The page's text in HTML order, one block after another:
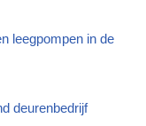
leegpompen in de
deurenbedrijf